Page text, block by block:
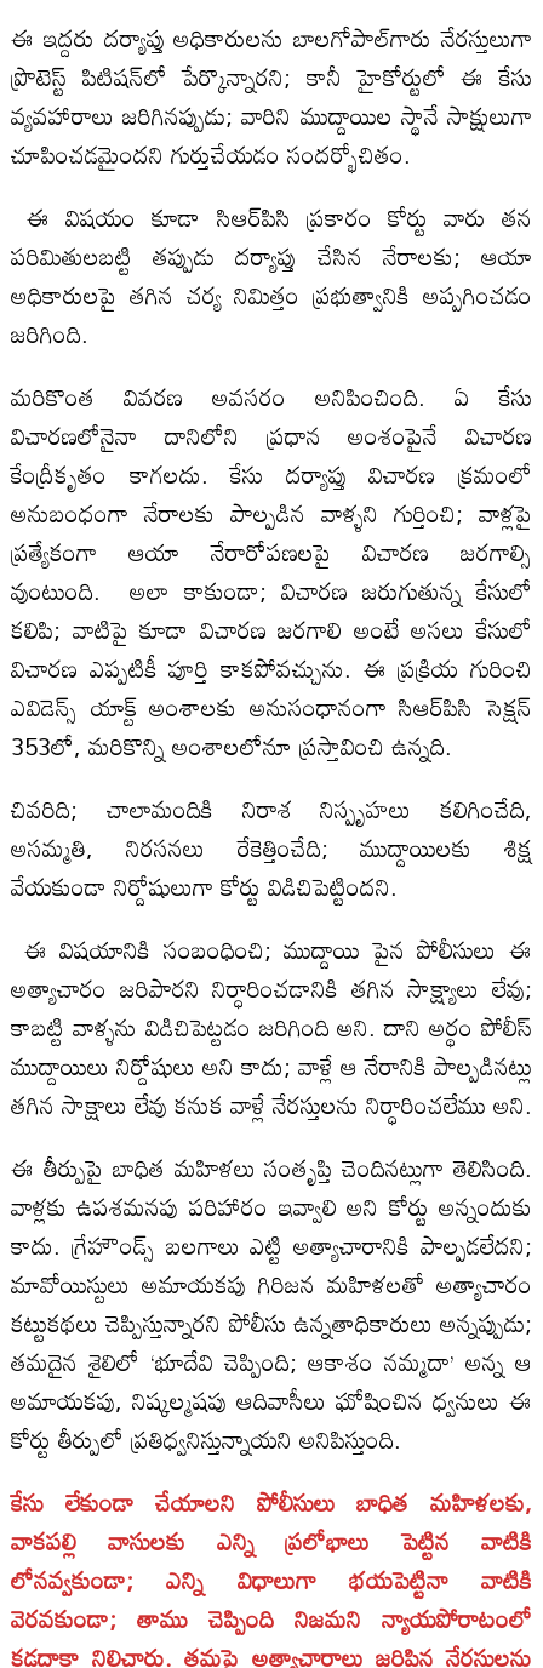
ఈ ఇద్దరు దర్యాప్తు అధికారులను బాలగోపాల్‌గారు నేరస్తులుగా
ప్రొటెస్ట్ పిటిషన్‌లో పేర్కొన్నారని; కానీ హైకోర్టులో ఈ కేసు
వ్యవహారాలు జరిగినప్పుడు; వారిని ముద్దాయిల స్థానే సాక్షులుగా
చూపించడమైందని గుర్తుచేయడం సందర్భోచితం.
ఈ విషయం కూడా సిఆర్‌పిసి ప్రకారం కోర్టు వారు తన
పరిమితులబట్టి తప్పుడు దర్యాప్తు చేసిన నేరాలకు; ఆయా
అధికారులపై తగిన చర్య నిమిత్తం ప్రభుత్వానికి అప్పగించడం
జరిగింది.
మరికొంత వివరణ అవసరం అనిపించింది. ఏ కేసు
విచారణలోనైనా దానిలోని ప్రధాన అంశంపైనే విచారణ
కేంద్రీకృతం కాగలదు. కేసు దర్యాప్తు విచారణ క్రమంలో
అనుబంధంగా నేరాలకు పాల్పడిన వాళ్ళని గుర్తించి; వాళ్లపై
ప్రత్యేకంగా ఆయా నేరారోపణలపై విచారణ జరగాల్సి
వుంటుంది. అలా కాకుండా; విచారణ జరుగుతున్న కేసులో
కలిపి; వాటిపై కూడా విచారణ జరగాలి అంటే అసలు కేసులో
విచారణ ఎప్పటికీ పూర్తి కాకపోవచ్చును. ఈ ప్రక్రియ గురించి
ఎవిడెన్స్ యాక్ట్‌ అంశాలకు అనుసంధానంగా సిఆర్‌పిసి సెక్షన్
353లో, మరికొన్ని అంశాలలోనూ ప్రస్తావించి ఉన్నది.
చివరిది; చాలామందికి నిరాశ నిస్పృహలు కలిగించేది,
అసమ్మతి, నిరసనలు రేకెత్తించేది; ముద్దాయిలకు శిక్ష
వేయకుండా నిర్దోషులుగా కోర్టు విడిచిపెట్టిందని.
ఈ విషయానికి సంబంధించి; ముద్దాయి పైన పోలీసులు ఈ
అత్యాచారం జరిపారని నిర్ధారించడానికి తగిన సాక్ష్యాలు లేవు;
కాబట్టి వాళ్ళను విడిచిపెట్టడం జరిగింది అని. దాని అర్థం పోలీస్
ముద్దాయిలు నిర్దోషులు అని కాదు; వాళ్లే ఆ నేరానికి పాల్పడినట్లు
తగిన సాక్షాలు లేవు కనుక వాళ్లే నేరస్తులను నిర్ధారించలేము అని.
ఈ తీర్పుపై బాధిత మహిళలు సంతృప్తి చెందినట్లుగా తెలిసింది.
వాళ్లకు ఉపశమనపు పరిహారం ఇవ్వాలి అని కోర్టు అన్నందుకు
కాదు. గ్రేహౌండ్స్ బలగాలు ఎట్టి అత్యాచారానికి పాల్పడలేదని;
మావోయిస్టులు అమాయకపు గిరిజన మహిళలతో అత్యాచారం
కట్టుకథలు చెప్పిస్తున్నారని పోలీసు ఉన్నతాధికారులు అన్నప్పుడు;
తమదైన శైలిలో ‘భూదేవి చెప్పింది; ఆకాశం నమ్మదా’ అన్న ఆ
అమాయకపు, నిష్కల్మషపు ఆదివాసీలు ఘోషించిన ధ్వనులు ఈ
కోర్టు తీర్పులో ప్రతిధ్వనిస్తున్నాయని అనిపిస్తుంది.
కేసు లేకుండా చేయాలని పోలీసులు బాధిత మహిళలకు,
వాకపల్లి వాసులకు ఎన్ని ప్రలోభాలు పెట్టిన వాటికి
లోనవ్వకుండా; ఎన్ని విధాలుగా భయపెట్టినా వాటికి
వెరవకుండా; తాము చెప్పింది నిజమని న్యాయపోరాటంలో
కడదాకా నిలిచారు. తమపై అత్యాచారాలు జరిపిన నేరస్థులను